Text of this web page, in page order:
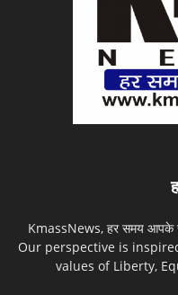
KmassNews, हर समय
Our perspective is
values of Liberty,